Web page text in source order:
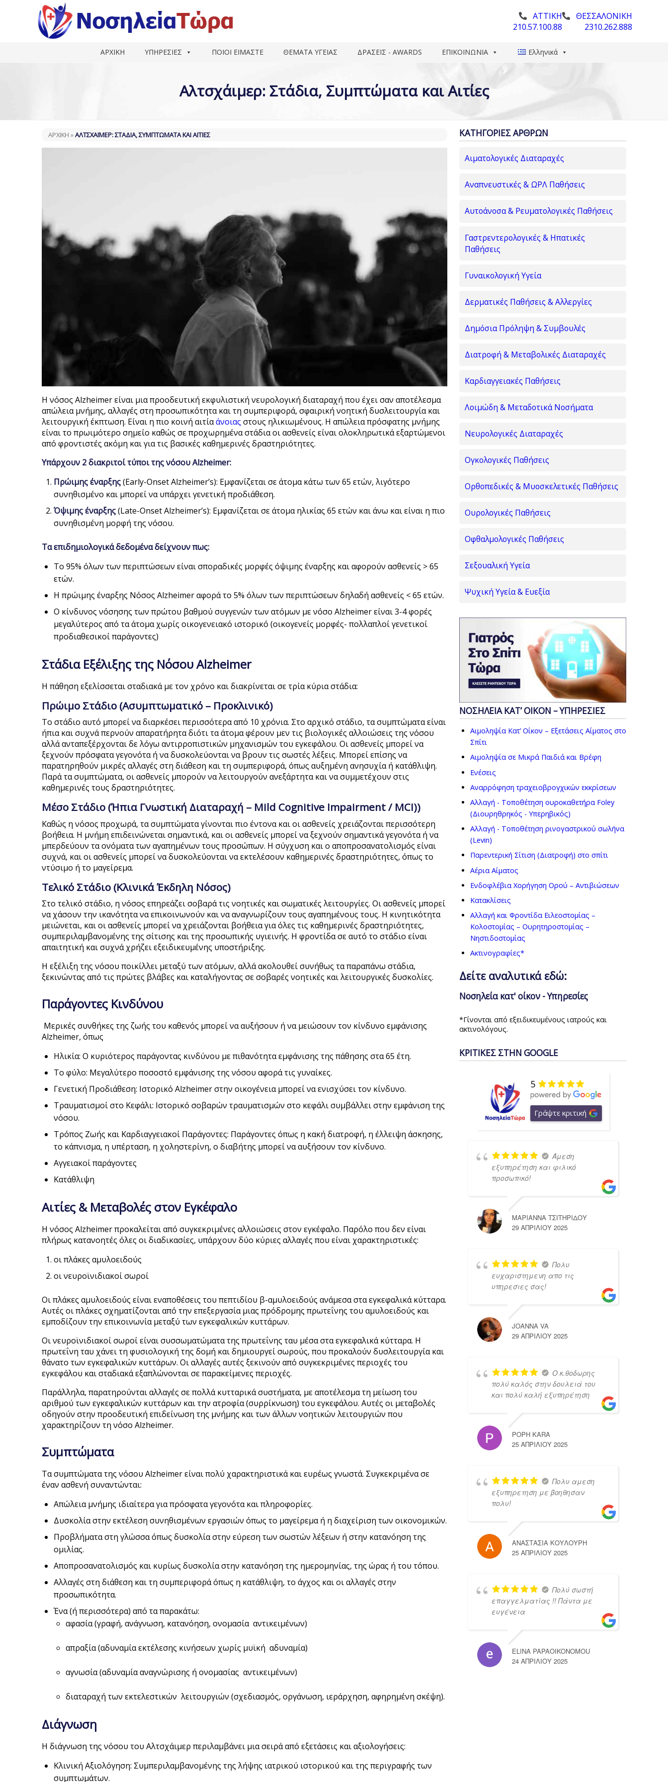
ΑΤΤΙΚΗ
210.57.100.88
ΘΕΣΣΑΛΟΝΙΚΗ
2310.262.888
ΑΡΧΙΚΗ ΥΠΗΡΕΣΙΕΣ ΠΟΙΟΙ ΕΙΜΑΣΤΕ ΘΕΜΑΤΑ ΥΓΕΙΑΣ ΔΡΑΣΕΙΣ - AWARDS ΕΠΙΚΟΙΝΩΝΙΑ Ελληνικά
Αλτσχάιμερ: Στάδια, Συμπτώματα και Αιτίες
ΑΡΧΙΚΗ »ΑΛΤΣΧΆΙΜΕΡ: ΣΤΆΔΙΑ, ΣΥΜΠΤΏΜΑΤΑ ΚΑΙ ΑΙΤΊΕΣ
Η νόσος Alzheimer είναι μια προοδευτική εκφυλιστική νευρολογική διαταραχή που έχει σαν αποτέλεσμα
απώλεια μνήμης, αλλαγές στη προσωπικότητα και τη συμπεριφορά, σφαιρική νοητική δυσλειτουργία και
λειτουργική έκπτωση. Είναι η πιο κοινή αιτίαάνοιας στους ηλικιωμένους. Η απώλεια πρόσφατης μνήμης
είναι το πρωιμότερο σημείο καθώς σε προχωρημένα στάδια οι ασθενείς είναι ολοκληρωτικά εξαρτώμενοι
από φροντιστές ακόμη και για τις βασικές καθημερινές δραστηριότητες.
Υπάρχουν 2 διακριτοί τύποι της νόσου Alzheimer:
Πρώιμης έναρξης(Early-Onset Alzheimer’s): Εμφανίζεται σε άτομα κάτω των 65 ετών, λιγότερο
συνηθισμένο και μπορεί να υπάρχει γενετική προδιάθεση.
Όψιμης έναρξης(Late-Onset Alzheimer’s): Εμφανίζεται σε άτομα ηλικίας 65 ετών και άνω και είναι η πιο
συνηθισμένη μορφή της νόσου.
Τα επιδημιολογικά δεδομένα δείχνουν πως:
Το 95% όλων των περιπτώσεων είναι σποραδικές μορφές όψιμης έναρξης και αφορούν ασθενείς > 65
ετών.
Η πρώιμης έναρξης Νόσος Alzheimer αφορά το 5% όλων των περιπτώσεων δηλαδή ασθενείς < 65 ετών.
Ο κίνδυνος νόσησης των πρώτου βαθμού συγγενών των ατόμων με νόσο Alzheimer είναι 3-4 φορές
μεγαλύτερος από τα άτομα χωρίς οικογενειακό ιστορικό (οικογενείς μορφές- πολλαπλοί γενετικοί
προδιαθεσικοί παράγοντες)
Στάδια Εξέλιξης της Νόσου Alzheimer
Η πάθηση εξελίσσεται σταδιακά με τον χρόνο και διακρίνεται σε τρία κύρια στάδια:
Πρώιμο Στάδιο (Ασυμπτωματικό – Προκλινικό)
Το στάδιο αυτό μπορεί να διαρκέσει περισσότερα από 10 χρόνια. Στο αρχικό στάδιο, τα συμπτώματα είναι
ήπια και συχνά περνούν απαρατήρητα διότι τα άτομα φέρουν μεν τις βιολογικές αλλοιώσεις της νόσου
αλλά ανταπεξέρχονται δε λόγω αντιρροπιστικών μηχανισμών του εγκεφάλου. Οι ασθενείς μπορεί να
ξεχνούν πρόσφατα γεγονότα ή να δυσκολεύονται να βρουν τις σωστές λέξεις. Μπορεί επίσης να
παρατηρηθούν μικρές αλλαγές στη διάθεση και τη συμπεριφορά, όπως αυξημένη ανησυχία ή κατάθλιψη.
Παρά τα συμπτώματα, οι ασθενείς μπορούν να λειτουργούν ανεξάρτητα και να συμμετέχουν στις
καθημερινές τους δραστηριότητες.
Μέσο Στάδιο (Ήπια Γνωστική Διαταραχή – Mild Cognitive Impairment / MCI))
Καθώς η νόσος προχωρά, τα συμπτώματα γίνονται πιο έντονα και οι ασθενείς χρειάζονται περισσότερη
βοήθεια. Η μνήμη επιδεινώνεται σημαντικά, και οι ασθενείς μπορεί να ξεχνούν σημαντικά γεγονότα ή να
μπερδεύουν τα ονόματα των αγαπημένων τους προσώπων. Η σύγχυση και ο αποπροσανατολισμός είναι
συχνά, και οι ασθενείς μπορεί να δυσκολεύονται να εκτελέσουν καθημερινές δραστηριότητες, όπως το
ντύσιμο ή το μαγείρεμα.
Τελικό Στάδιο (Κλινικά Έκδηλη Νόσος)
Στο τελικό στάδιο, η νόσος επηρεάζει σοβαρά τις νοητικές και σωματικές λειτουργίες. Οι ασθενείς μπορεί
να χάσουν την ικανότητα να επικοινωνούν και να αναγνωρίζουν τους αγαπημένους τους. Η κινητικότητα
μειώνεται, και οι ασθενείς μπορεί να χρειάζονται βοήθεια για όλες τις καθημερινές δραστηριότητες,
συμπεριλαμβανομένης της σίτισης και της προσωπικής υγιεινής. Η φροντίδα σε αυτό το στάδιο είναι
απαιτητική και συχνά χρήζει εξειδικευμένης υποστήριξης.
Η εξέλιξη της νόσου ποικίλλει μεταξύ των ατόμων, αλλά ακολουθεί συνήθως τα παραπάνω στάδια,
ξεκινώντας από τις πρώτες βλάβες και καταλήγοντας σε σοβαρές νοητικές και λειτουργικές δυσκολίες.
Παράγοντες Κινδύνου
Μερικές συνθήκες της ζωής του καθενός μπορεί να αυξήσουν ή να μειώσουν τον κίνδυνο εμφάνισης
Alzheimer, όπως
Ηλικία: Ο κυριότερος παράγοντας κινδύνου με πιθανότητα εμφάνισης της πάθησης στα 65 έτη.
Το φύλο: Μεγαλύτερο ποσοστό εμφάνισης της νόσου αφορά τις γυναίκες.
Γενετική Προδιάθεση: Ιστορικό Alzheimer στην οικογένεια μπορεί να ενισχύσει τον κίνδυνο.
Τραυματισμοί στο Κεφάλι: Ιστορικό σοβαρών τραυματισμών στο κεφάλι συμβάλλει στην εμφάνιση της
νόσου.
Τρόπος Ζωής και Καρδιαγγειακοί Παράγοντες: Παράγοντες όπως η κακή διατροφή, η έλλειψη άσκησης,
το κάπνισμα, η υπέρταση, η χοληστερίνη, ο διαβήτης μπορεί να αυξήσουν τον κίνδυνο.
Αγγειακοί παράγοντες
Κατάθλιψη
Αιτίες & Μεταβολές στον Εγκέφαλο
Η νόσος Alzheimer προκαλείται από συγκεκριμένες αλλοιώσεις στον εγκέφαλο. Παρόλο που δεν είναι
πλήρως κατανοητές όλες οι διαδικασίες, υπάρχουν δύο κύριες αλλαγές που είναι χαρακτηριστικές:
οι πλάκες αμυλοειδούς
οι νευροϊνιδιακοί σωροί
Οι πλάκες αμυλοειδούς είναι εναποθέσεις του πεπτιδίου β-αμυλοειδούς ανάμεσα στα εγκεφαλικά κύτταρα.
Αυτές οι πλάκες σχηματίζονται από την επεξεργασία μιας πρόδρομης πρωτεΐνης του αμυλοειδούς και
εμποδίζουν την επικοινωνία μεταξύ των εγκεφαλικών κυττάρων.
Οι νευροϊνιδιακοί σωροί είναι συσσωματώματα της πρωτεΐνης ταυ μέσα στα εγκεφαλικά κύτταρα. Η
πρωτεΐνη ταυ χάνει τη φυσιολογική της δομή και δημιουργεί σωρούς, που προκαλούν δυσλειτουργία και
θάνατο των εγκεφαλικών κυττάρων. Οι αλλαγές αυτές ξεκινούν από συγκεκριμένες περιοχές του
εγκεφάλου και σταδιακά εξαπλώνονται σε παρακείμενες περιοχές.
Παράλληλα, παρατηρούνται αλλαγές σε πολλά κυτταρικά συστήματα, με αποτέλεσμα τη μείωση του
αριθμού των εγκεφαλικών κυττάρων και την ατροφία (συρρίκνωση) του εγκεφάλου. Αυτές οι μεταβολές
οδηγούν στην προοδευτική επιδείνωση της μνήμης και των άλλων νοητικών λειτουργιών που
χαρακτηρίζουν τη νόσο Alzheimer.
Συμπτώματα
Τα συμπτώματα της νόσου Alzheimer είναι πολύ χαρακτηριστικά και ευρέως γνωστά. Συγκεκριμένα σε
έναν ασθενή συναντώνται:
Απώλεια μνήμης ιδιαίτερα για πρόσφατα γεγονότα και πληροφορίες.
Δυσκολία στην εκτέλεση συνηθισμένων εργασιών όπως το μαγείρεμα ή η διαχείριση των οικονομικών.
Προβλήματα στη γλώσσα όπως δυσκολία στην εύρεση των σωστών λέξεων ή στην κατανόηση της
ομιλίας.
Αποπροσανατολισμός και κυρίως δυσκολία στην κατανόηση της ημερομηνίας, της ώρας ή του τόπου.
Αλλαγές στη διάθεση και τη συμπεριφορά όπως η κατάθλιψη, το άγχος και οι αλλαγές στην
προσωπικότητα.
Ένα (ή περισσότερα) από τα παρακάτω:
αφασία (γραφή, ανάγνωση, κατανόηση, ονομασία αντικειμένων)
απραξία (αδυναμία εκτέλεσης κινήσεων χωρίς μυϊκή αδυναμία)
αγνωσία (αδυναμία αναγνώρισης ή ονομασίας αντικειμένων)
διαταραχή των εκτελεστικών λειτουργιών (σχεδιασμός, οργάνωση, ιεράρχηση, αφηρημένη σκέψη).
Διάγνωση
Η διάγνωση της νόσου του Αλτσχάιμερ περιλαμβάνει μια σειρά από εξετάσεις και αξιολογήσεις:
Κλινική Αξιολόγηση: Συμπεριλαμβανομένης της λήψης ιατρικού ιστορικού και της περιγραφής των
συμπτωμάτων.
ΚΑΤΗΓΟΡΙΕΣ ΑΡΘΡΩΝ
Αιματολογικές Διαταραχές
Αναπνευστικές & ΩΡΛ Παθήσεις
Αυτοάνοσα & Ρευματολογικές Παθήσεις
Γαστρεντερολογικές & Ηπατικές
Παθήσεις
Γυναικολογική Υγεία
Δερματικές Παθήσεις & Αλλεργίες
Δημόσια Πρόληψη & Συμβουλές
Διατροφή & Μεταβολικές Διαταραχές
Καρδιαγγειακές Παθήσεις
Λοιμώδη & Μεταδοτικά Νοσήματα
Νευρολογικές Διαταραχές
Ογκολογικές Παθήσεις
Ορθοπεδικές & Μυοσκελετικές Παθήσεις
Ουρολογικές Παθήσεις
Οφθαλμολογικές Παθήσεις
Σεξουαλική Υγεία
Ψυχική Υγεία & Ευεξία
ΝΟΣΗΛΕΙΑ ΚΑΤ’ ΟΙΚΟΝ – ΥΠΗΡΕΣΙΕΣ
Αιμοληψία Κατ’ Οίκον – Εξετάσεις Αίματος στο
Σπίτι
Αιμοληψία σε Μικρά Παιδιά και Βρέφη
Ενέσεις
Αναρρόφηση τραχειοβρογχικών εκκρίσεων
Αλλαγή - Τοποθέτηση ουροκαθετήρα Foley
(Διουρηθρηκός - Υπερηβικός)
Αλλαγή - Τοποθέτηση ρινογαστρικού σωλήνα
(Levin)
Παρεντερική Σίτιση (Διατροφή) στο σπίτι
Αέρια Αίματος
Ενδοφλέβια Χορήγηση Ορού – Αντιβιώσεων
Κατακλίσεις
Αλλαγή και Φροντίδα Ειλεοστομίας –
Κολοστομίας – Ουρητηροστομίας –
Νηστιδοστομίας
Ακτινογραφίες*
Δείτε αναλυτικά εδώ:
Νοσηλεία κατ' οίκον - Υπηρεσίες
*Γίνονται από εξειδικευμένους ιατρούς και
ακτινολόγους.
ΚΡΙΤΙΚΕΣ ΣΤΗΝ GOOGLE
5
Γράψτε κριτική
Άμεση
εξυπηρέτηση και φιλικό
προσωπικό!
ΜΑΡΙΑΝΝΑ ΤΣΙΤΗΡΙΔΟΥ
29 ΑΠΡΙΛΊΟΥ 2025
Πολυ
ευχαριστημενη απο τις
υπηρεσιες σας!
JOANNA VA
29 ΑΠΡΙΛΊΟΥ 2025
Ο κ.θοδωρης
πολύ καλός στην δουλειά του
και πολύ καλή εξυπηρέτηση
POPH KARA
25 ΑΠΡΙΛΊΟΥ 2025
Πολυ αμεση
εξυπηρετηση με βοηθησαν
πολυ!
ΑΝΑΣΤΑΣΙΑ ΚΟΥΛΟΥΡΗ
25 ΑΠΡΙΛΊΟΥ 2025
Πολύ σωστή
επαγγελματίας !! Πάντα με
ευγένεια
ELINA PAPAOIKONOMOU
24 ΑΠΡΙΛΊΟΥ 2025